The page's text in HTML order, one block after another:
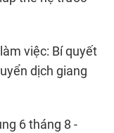
việc: Bí quyết
dịch giang
6 tháng 8 -